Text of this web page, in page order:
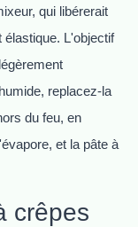
qui libérerait
élastique. L'objectif
replacez-la
du feu, en
et la pâte à
crêpes